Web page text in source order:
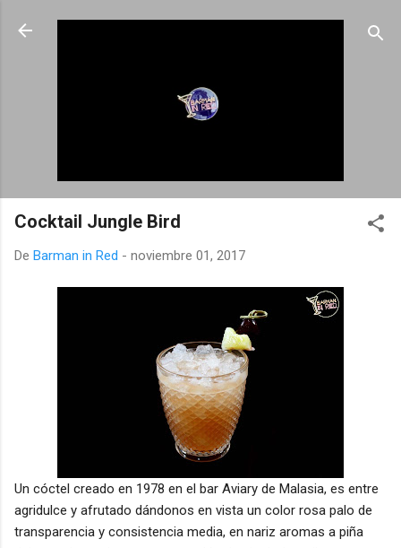
Ir al contenido principal
Cocktail Jungle Bird
De Barman in Red - noviembre 01, 2017
Un cóctel creado en 1978 en el bar Aviary de Malasia, es entre
agridulce y afrutado dándonos en vista un color rosa palo de
transparencia y consistencia media, en nariz aromas a piña